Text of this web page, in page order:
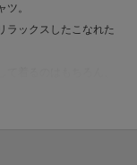
。
ラックスしたこなれた
着こなすこともできる
スタイルもおすすめ